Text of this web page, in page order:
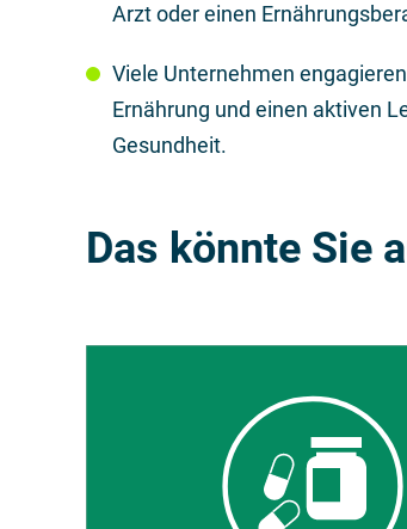
Arzt oder einen
Viele Unternehmen
Ernährung und einen aktiven
Gesundheit.
Das könnte Sie